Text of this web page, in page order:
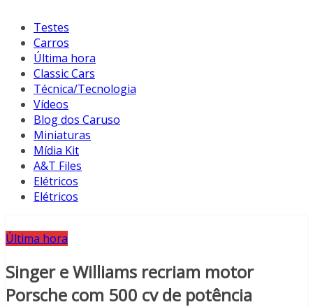
Testes
Carros
Última hora
Classic Cars
Técnica/Tecnologia
Vídeos
Blog dos Caruso
Miniaturas
Mídia Kit
A&T Files
Elétricos
Elétricos
Última hora
Singer e Williams recriam motor
Porsche com 500 cv de potência